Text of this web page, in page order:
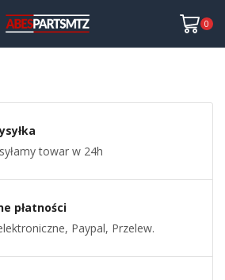
0
towar w 24h
płatności
Paypal, Przelew.